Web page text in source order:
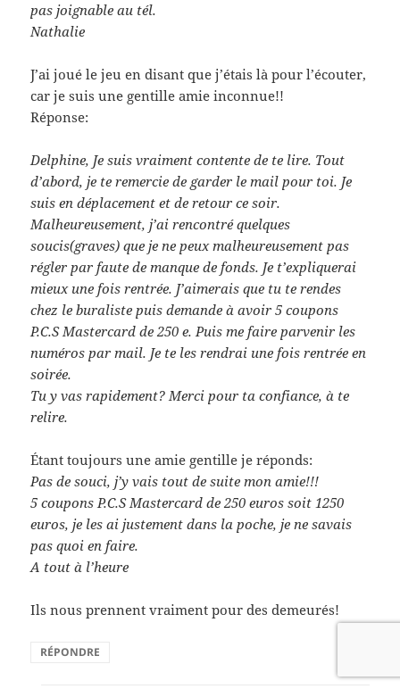
pas joignable au tél.
Nathalie
J’ai joué le jeu en disant que j’étais là pour l’écouter,
car je suis une gentille amie inconnue!!
Réponse:
Delphine, Je suis vraiment contente de te lire. Tout
d’abord, je te remercie de garder le mail pour toi. Je
suis en déplacement et de retour ce soir.
Malheureusement, j’ai rencontré quelques
soucis(graves) que je ne peux malheureusement pas
régler par faute de manque de fonds. Je t’expliquerai
mieux une fois rentrée. J’aimerais que tu te rendes
chez le buraliste puis demande à avoir 5 coupons
P.C.S Mastercard de 250 e. Puis me faire parvenir les
numéros par mail. Je te les rendrai une fois rentrée en
soirée.
Tu y vas rapidement? Merci pour ta confiance, à te
relire.
Étant toujours une amie gentille je réponds:
Pas de souci, j’y vais tout de suite mon amie!!!
5 coupons P.C.S Mastercard de 250 euros soit 1250
euros, je les ai justement dans la poche, je ne savais
pas quoi en faire.
A tout à l’heure
Ils nous prennent vraiment pour des demeurés!
RÉPONDRE